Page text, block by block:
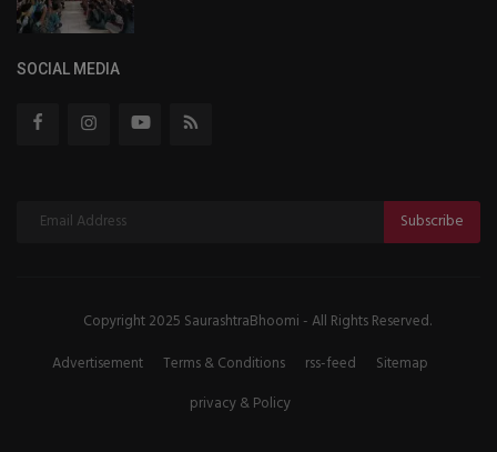
SOCIAL MEDIA
Subscribe
Copyright 2025 SaurashtraBhoomi - All Rights Reserved.
Advertisement
Terms & Conditions rss-feed
Sitemap
privacy & Policy